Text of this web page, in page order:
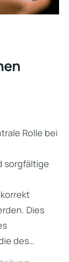
Rolle bei
sorgfältige
Dies
des…